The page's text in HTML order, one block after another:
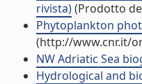
rivista)(Prodotto
Phytoplankton
(http://www.cnr.it/
NW Adriatic Sea
Hydrological and